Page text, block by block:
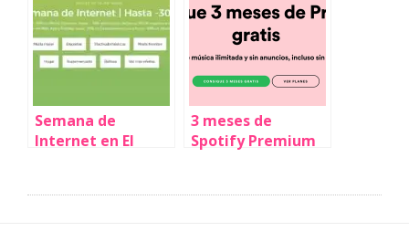
Semana de
Internet en El
exclusivas online y
3 meses de
Spotify Premium